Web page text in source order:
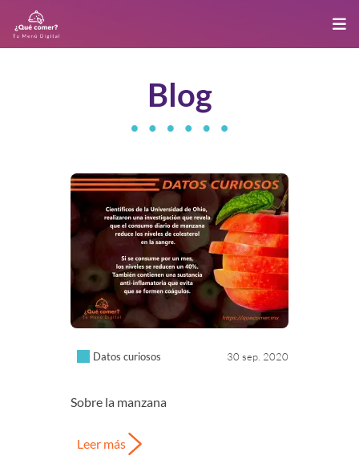
Blog
Datos curiosos 30 sep. 2020
Sobre la manzana
Leer más